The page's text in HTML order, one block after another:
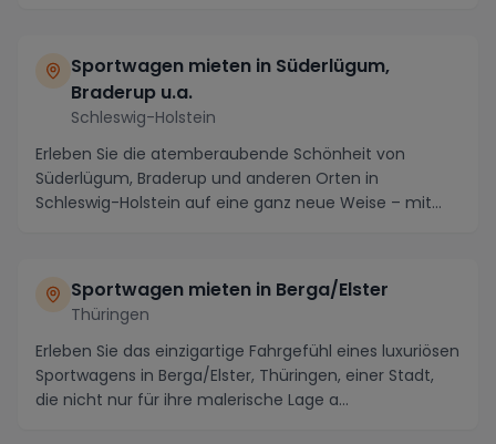
Sportwagen mieten in Süderlügum,
Braderup u.a.
Schleswig-Holstein
Erleben Sie die atemberaubende Schönheit von
Süderlügum, Braderup und anderen Orten in
Schleswig-Holstein auf eine ganz neue Weise – mit
Sportwagen mieten in Berga/Elster
Thüringen
Erleben Sie das einzigartige Fahrgefühl eines luxuriösen
Sportwagens in Berga/Elster, Thüringen, einer Stadt,
die nicht nur für ihre malerische Lage a...